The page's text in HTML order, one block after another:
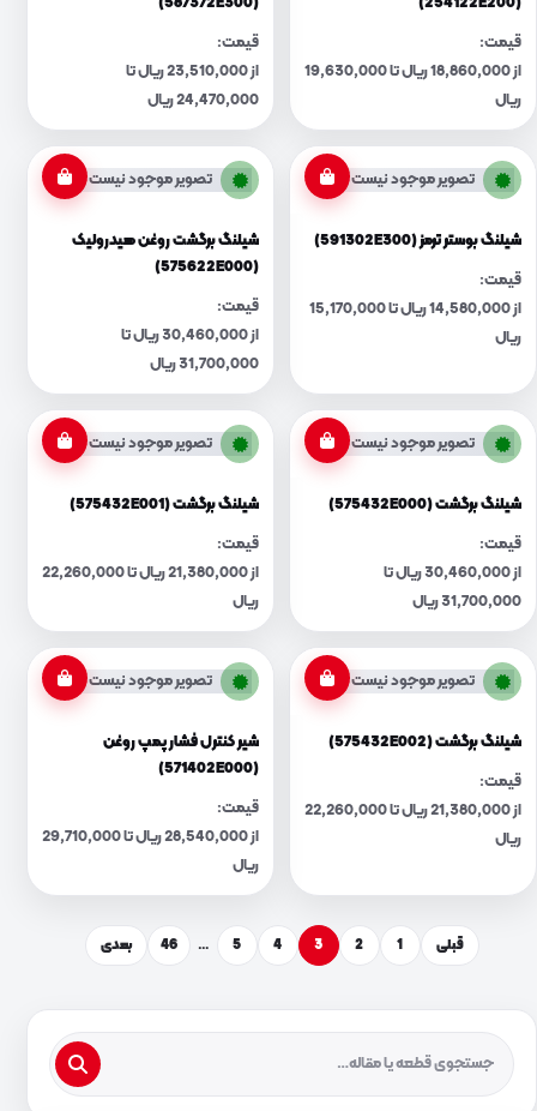
قیمت:
از 18,860,000 ریال تا 19,630,000
ریال
قیمت:
از 23,510,000 ریال تا
24,470,000 ریال
تصویر موجود نیست
شیلنگ بوستر ترمز (591302E300)
قیمت:
از 14,580,000 ریال تا 15,170,000
ریال
تصویر موجود نیست
شیلنگ برگشت روغن هیدرولیک
(575622E000)
قیمت:
از 30,460,000 ریال تا
31,700,000 ریال
تصویر موجود نیست
شیلنگ برگشت (575432E000)
قیمت:
از 30,460,000 ریال تا
31,700,000 ریال
تصویر موجود نیست
شیلنگ برگشت (575432E001)
قیمت:
از 21,380,000 ریال تا 22,260,000
ریال
تصویر موجود نیست
شیلنگ برگشت (575432E002)
قیمت:
از 21,380,000 ریال تا 22,260,000
ریال
تصویر موجود نیست
شیر کنترل فشار پمپ روغن
(571402E000)
قیمت:
از 28,540,000 ریال تا 29,710,000
ریال
قبلی 1
2
3
4
5
…
46 بعدی